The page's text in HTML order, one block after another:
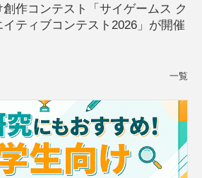
創作コンテスト「サイゲームス ク
イティブコンテスト2026」が開催
一覧